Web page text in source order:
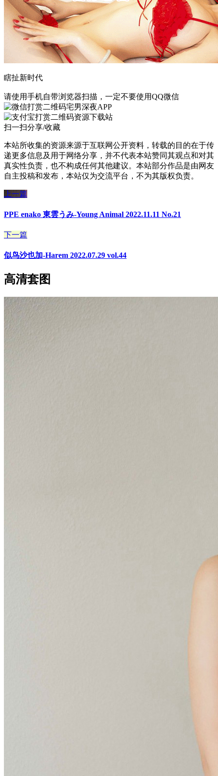
瞎扯新时代
请使用手机自带浏览器扫描，一定不要使用QQ微信
宅男深夜APP
资源下载站
扫一扫分享/收藏
本站所收集的资源来源于互联网公开资料，转载的目的在于传
递更多信息及用于网络分享，并不代表本站赞同其观点和对其
真实性负责，也不构成任何其他建议。本站部分作品是由网友
自主投稿和发布，本站仅为交流平台，不为其版权负责。
上一篇
PPE enako 東雲うみ-Young Animal 2022.11.11 No.21
下一篇
似鸟沙也加-Harem 2022.07.29 vol.44
高清套图